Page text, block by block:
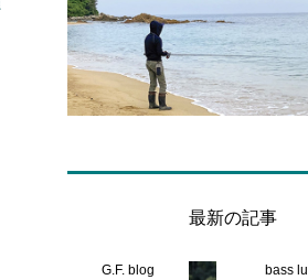
最新の記事
G.F. blog bass